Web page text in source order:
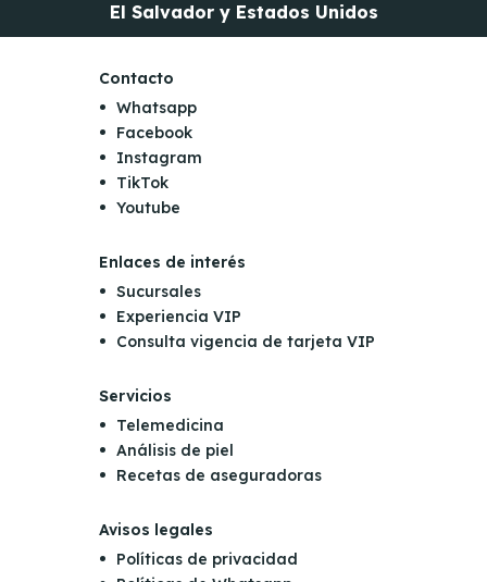
El Salvador y Estados Unidos
Contacto
Whatsapp
Facebook
Instagram
TikTok
Youtube
Enlaces de interés
Sucursales
Experiencia VIP
Consulta vigencia de tarjeta VIP
Servicios
Telemedicina
Análisis de piel
Recetas de aseguradoras
Avisos legales
Políticas de privacidad